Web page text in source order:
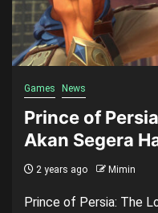
Games News
Prince of
Akan Segera
2 years ago Mimin
Prince of Persia: The